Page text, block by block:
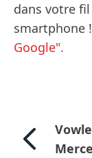
dans votre
smartphone !
Google".